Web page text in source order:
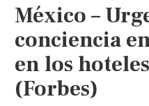
de
Los
México –
conciencia
en los
(Forbes)